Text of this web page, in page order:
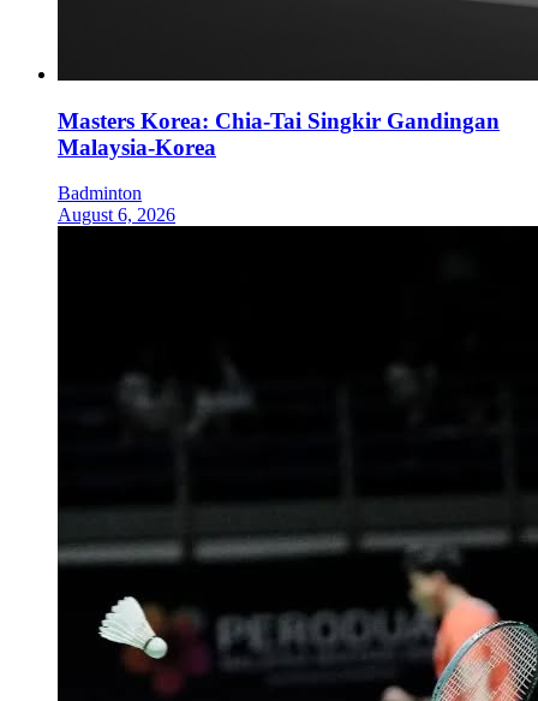
Masters Korea: Chia-Tai Singkir Gandingan
Malaysia-Korea
Badminton
August 6, 2026